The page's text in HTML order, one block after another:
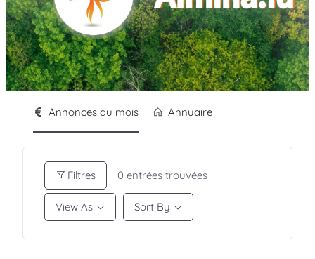
Annonces du mois Annuaire
Filtres 0 entrées trouvées
View As Sort By